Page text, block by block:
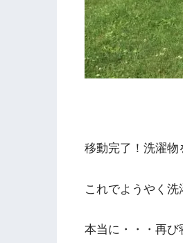
移動完了！洗濯物
これでようやく洗
本当に・・・再び